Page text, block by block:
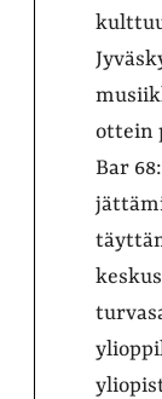
ottein
Bar